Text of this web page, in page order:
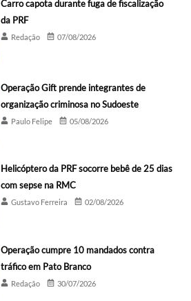
Carro capota durante fuga de fiscalização
da PRF
Redação 07/08/2026
Operação Gift prende integrantes de
organização criminosa no Sudoeste
Paulo Felipe 05/08/2026
Helicóptero da PRF socorre bebê de 25 dias
com sepse na RMC
Gustavo Ferreira 02/08/2026
Operação cumpre 10 mandados contra
tráfico em Pato Branco
Redação 30/07/2026